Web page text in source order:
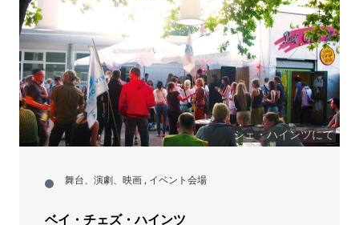
シェ・ハインツにて
舞台、演劇、映画 , イベント会場
ベイ・チェズ・ハインツ